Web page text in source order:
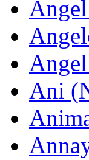
Ani